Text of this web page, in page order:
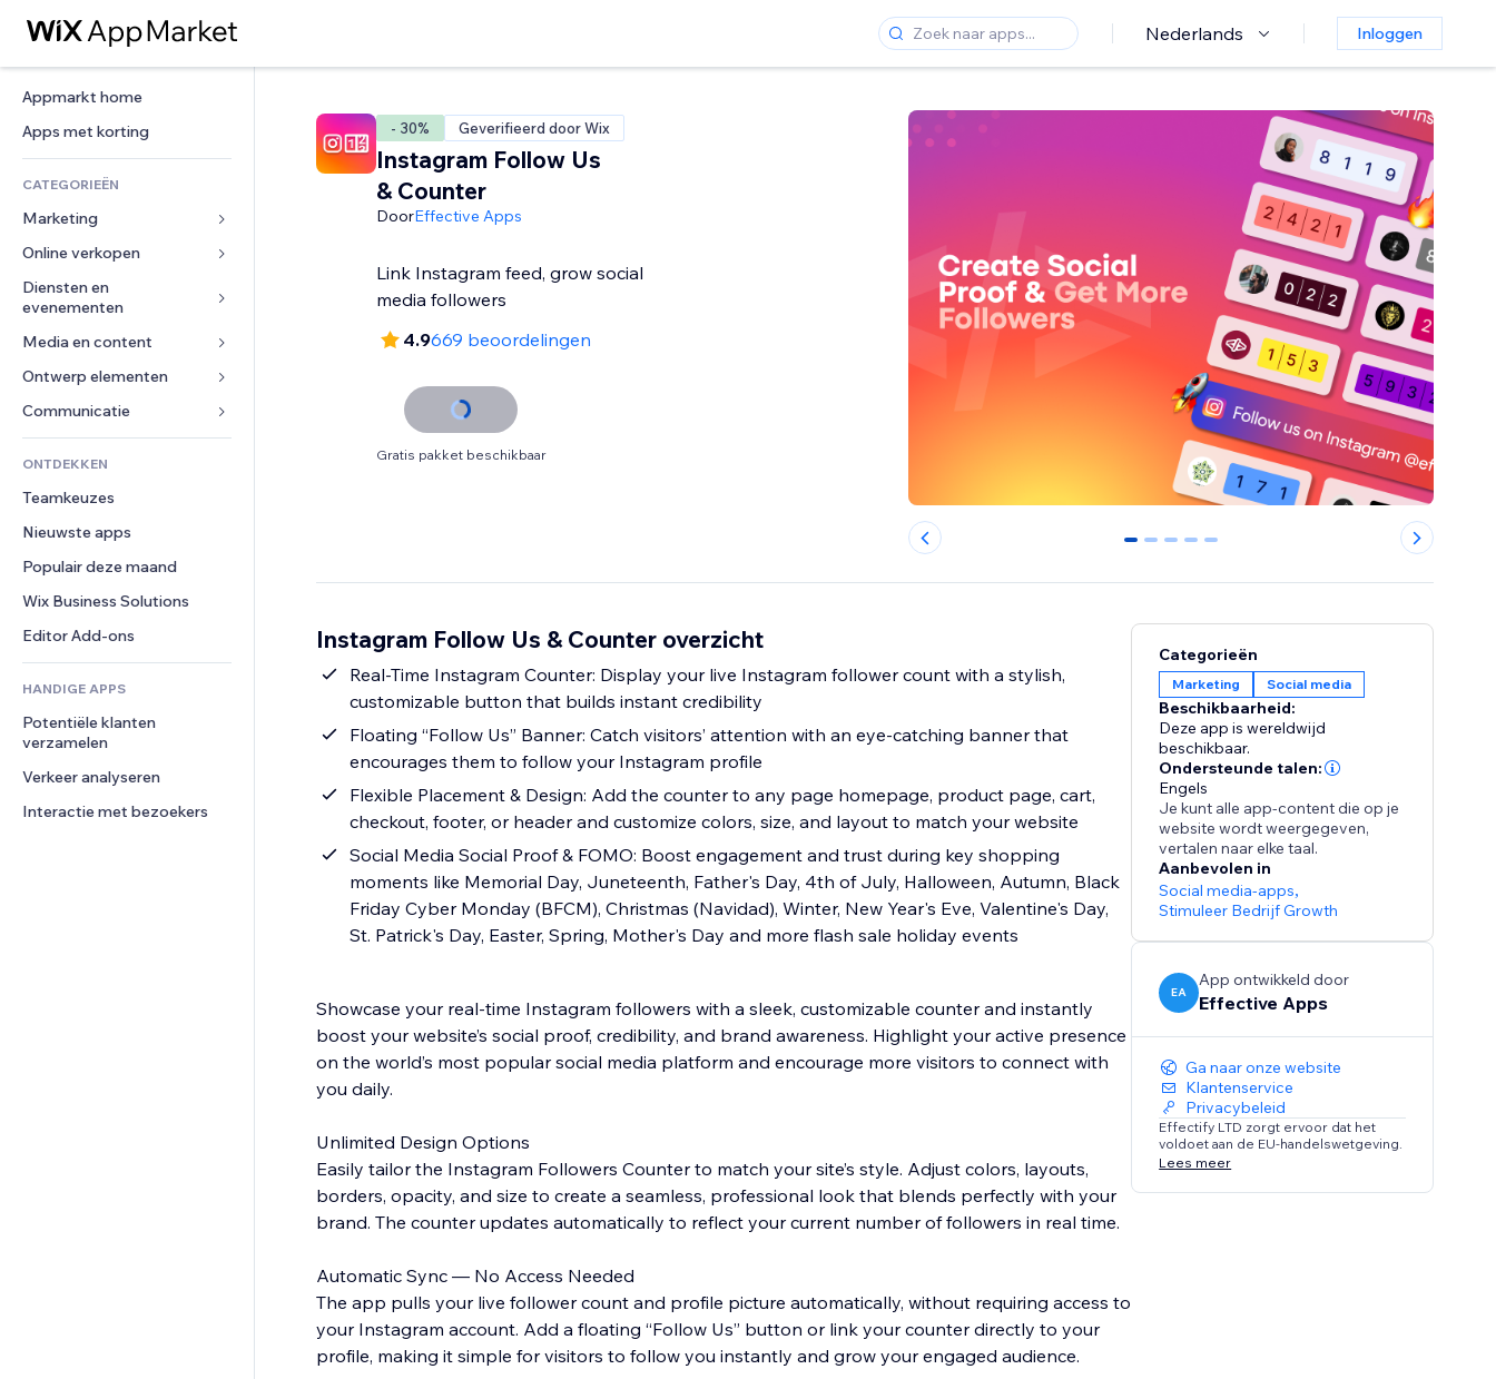
Nederlands Inloggen
Appmarkt home
Apps met korting
CATEGORIEËN
Marketing
Advertenties
Mobiel
Analytics
Social media
SEO
Betrokkenheid
Websitevermeldingen
E-mail
Conversie
Online verkopen
Apps voor webshops
Verzending en levering
Verkoopknoppen
Online cursussen
Print on demand
Boekhouding
Coupons en loyaliteit
Opslagoplossingen
Dropshipping
Prijzen en abonnementen
Crowdfunding
Eten en drinken
Diensten en
evenementen
Hotels
Evenementen
Restaurants
Vastgoed
Boekingen
Media en content
Galerij
Muziek
Podcasts
Fotografie
Video
PDF
Bestanden delen
Nieuws
Ontwerp elementen
Kaarten en navigatie
Privacy en beveiliging
Ontime
Pagina templates
Afbeeldingseffecten
Knoppen en menu's
Banners en badges
Rekenmachines
Zoeken
Weer
Grafieken en tabellen
Formulieren
Enquêtes
Chat
Opmerkingen
Telefoonnummer
Community
Beoordelingen en testimonials
CRM
ONTDEKKEN
Teamkeuzes
Nieuwste apps
Populair deze maand
Wix Business Solutions
Editor Add-ons
HANDIGE APPS
Potentiële klanten
verzamelen
Verkeer analyseren
Interactie met bezoekers
- 30% Geverifieerd door Wix
Instagram Follow Us
& Counter
DoorEffective Apps
Link Instagram feed, grow social
media followers
4.9669 beoordelingen
Gratis pakket beschikbaar
0 1 2 3 4
Instagram Follow Us & Counter overzicht
Real-Time Instagram Counter: Display your live Instagram follower count with a stylish,
customizable button that builds instant credibility
Floating “Follow Us” Banner: Catch visitors’ attention with an eye-catching banner that
encourages them to follow your Instagram profile
Flexible Placement & Design: Add the counter to any page homepage, product page, cart,
checkout, footer, or header and customize colors, size, and layout to match your website
Social Media Social Proof & FOMO: Boost engagement and trust during key shopping
moments like Memorial Day, Juneteenth, Father's Day, 4th of July, Halloween, Autumn, Black
Friday Cyber Monday (BFCM), Christmas (Navidad), Winter, New Year's Eve, Valentine's Day,
St. Patrick's Day, Easter, Spring, Mother's Day and more flash sale holiday events
Showcase your real-time Instagram followers with a sleek, customizable counter and instantly
boost your website’s social proof, credibility, and brand awareness. Highlight your active presence
on the world’s most popular social media platform and encourage more visitors to connect with
you daily.
Unlimited Design Options
Easily tailor the Instagram Followers Counter to match your site’s style. Adjust colors, layouts,
borders, opacity, and size to create a seamless, professional look that blends perfectly with your
brand. The counter updates automatically to reflect your current number of followers in real time.
Automatic Sync — No Access Needed
The app pulls your live follower count and profile picture automatically, without requiring access to
your Instagram account. Add a floating “Follow Us” button or link your counter directly to your
profile, making it simple for visitors to follow you instantly and grow your engaged audience.
Categorieën
Marketing Social media
Beschikbaarheid:
Deze app is wereldwijd
beschikbaar.
Ondersteunde talen:
Engels
Je kunt alle app-content die op je
website wordt weergegeven,
vertalen naar elke taal.
Aanbevolen in
Social media-apps,
Stimuleer Bedrijf Growth
EA
App ontwikkeld door
Effective Apps
Ga naar onze website
Klantenservice
Privacybeleid
Effectify LTD zorgt ervoor dat het
voldoet aan de EU-handelswetgeving.
Lees meer